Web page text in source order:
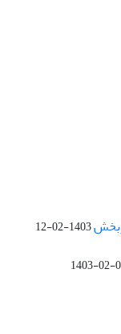
1403-02-12
1403-02-